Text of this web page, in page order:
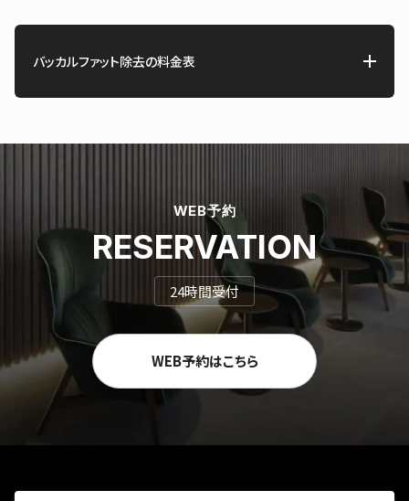
バッカルファット除去の料金表
WEB予約
RESERVATION
24時間受付
WEB予約はこちら